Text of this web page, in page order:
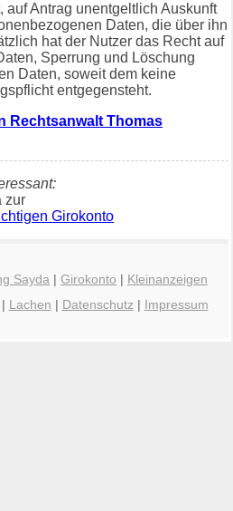
auf Antrag unentgeltlich Auskunft
Daten, die über ihn
hat der Nutzer das Recht auf
Sperrung und Löschung
Daten, soweit dem keine
entgegensteht.
Rechtsanwalt Thomas
zur
Girokonto
Sayda | Girokonto | Kleinanzeigen
| Lachen | Datenschutz | Impressum